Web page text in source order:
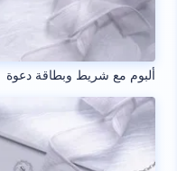
ألبوم مع شريط وبطاقة دعوة